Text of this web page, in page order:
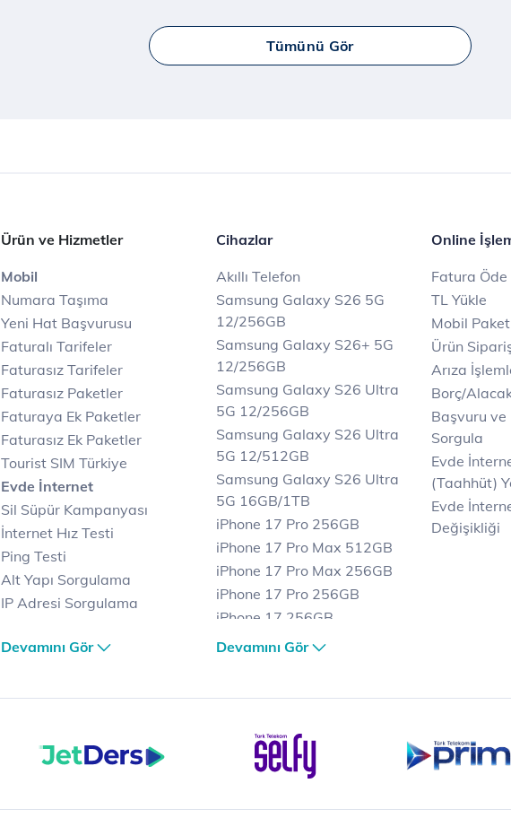
Tümünü Gör
Ürün ve Hizmetler
Mobil
Numara Taşıma
Yeni Hat Başvurusu
Faturalı Tarifeler
Faturasız Tarifeler
Faturasız Paketler
Faturaya Ek Paketler
Faturasız Ek Paketler
Tourist SIM Türkiye
Evde İnternet
Sil Süpür Kampanyası
İnternet Hız Testi
Ping Testi
Alt Yapı Sorgulama
IP Adresi Sorgulama
Avantajlı İnternet
Fiber İnternet
İnternet Kampanyaları
Ev Telefonu
Muud
Devamını Gör
Cihazlar
Akıllı Telefon
Samsung Galaxy S26 5G
12/256GB
Samsung Galaxy S26+ 5G
12/256GB
Samsung Galaxy S26 Ultra
5G 12/256GB
Samsung Galaxy S26 Ultra
5G 12/512GB
Samsung Galaxy S26 Ultra
5G 16GB/1TB
iPhone 17 Pro 256GB
iPhone 17 Pro Max 512GB
iPhone 17 Pro Max 256GB
iPhone 17 Pro 256GB
iPhone 17 256GB
iPhone 17 Air 256GB
Casper Nirvana C370
Notebook
Devamını Gör
Online
Fatura Öde
TL Yükle
Mobil
Ürün
Arıza
Borç/
Başvuru ve
Sorgula
Evde
(Taahhüt)
Evde
Değişikliği